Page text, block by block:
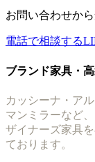
お問い合わせか
電話で相談する
ブランド家具・
カッシーナ・ア
マンミラーなど
ザイナーズ家具
ております。